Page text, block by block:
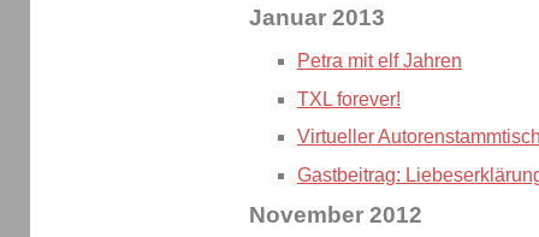
Januar 2013
Petra mit elf Jahren
TXL forever!
Virtueller
Gastbeitrag:
November 2012